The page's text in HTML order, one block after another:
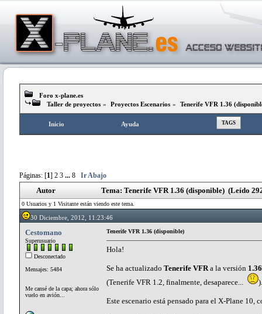
Foro x-plane.es
Taller de proyectos » Proyectos Escenarios » Tenerife VFR 1.36
Inicio Ayuda TAGS
Páginas: [1] 2 3 ... 8 Ir Abajo
Autor Tema: Tenerife VFR 1.36 (disponible) (Leído
0 Usuarios y 1 Visitante están viendo este tema.
30 Diciembre, 2012, 11:23:46
Cestomano
Superusuario
Desconectado
Mensajes: 5484
Me cansé de la capa; ahora sólo
vuelo en avión...
Tenerife VFR 1.36 (disponible)
Hola!
Se ha actualizado Tenerife VFR a la versión 1.36
(Tenerife VFR 1.2, finalmente, desaparece...
).
Este escenario está pensado para el X-Plane 10,